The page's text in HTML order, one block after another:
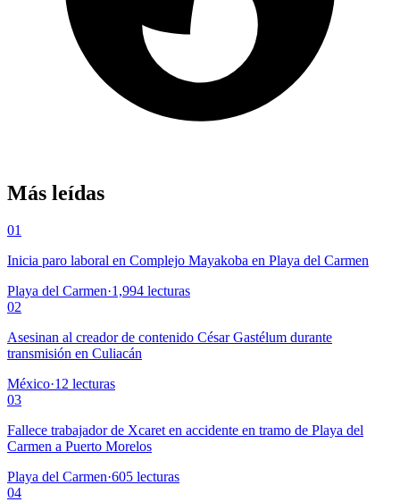
Más leídas
01
Inicia paro laboral en Complejo Mayakoba en Playa del Carmen
Playa del Carmen·1,994 lecturas
02
Asesinan al creador de contenido César Gastélum durante
transmisión en Culiacán
México·12 lecturas
03
Fallece trabajador de Xcaret en accidente en tramo de Playa del
Carmen a Puerto Morelos
Playa del Carmen·605 lecturas
04